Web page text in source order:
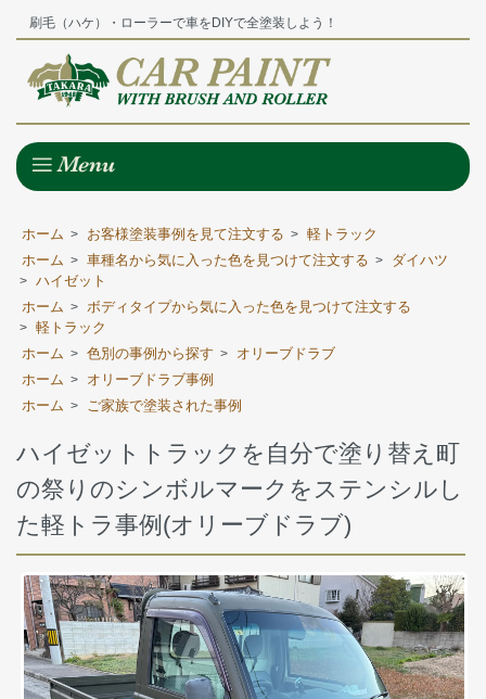
刷毛（ハケ）・ローラーで車をDIYで全塗装しよう！
ホーム > お客様塗装事例を見て注文する > 軽トラック
ホーム > 車種名から気に入った色を見つけて注文する > ダイハツ
> ハイゼット
ホーム > ボディタイプから気に入った色を見つけて注文する
> 軽トラック
ホーム > 色別の事例から探す >
オリーブドラブ
ホーム >
オリーブドラブ事例
ホーム > ご家族で塗装された事例
ハイゼットトラックを自分で塗り替え町
の祭りのシンボルマークをステンシルし
た軽トラ事例(オリーブドラブ)